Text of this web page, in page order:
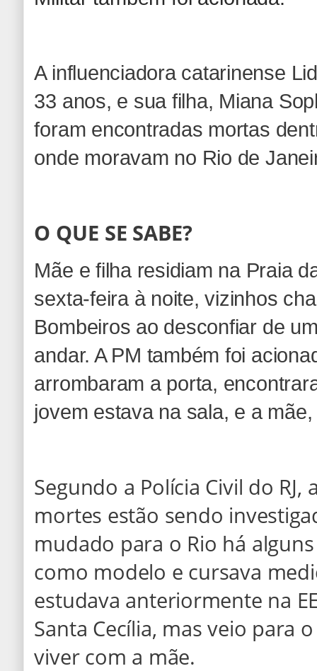
A influenciadora catarinense
33 anos, e sua filha, Miana
foram encontradas mortas
onde moravam no Rio de
O QUE SE SABE?
Mãe e filha residiam na Praia
sexta-feira à noite, vizinhos
Bombeiros ao desconfiar de
andar. A PM também foi
arrombaram a porta,
jovem estava na sala, e a
Segundo a Polícia Civil do RJ,
mortes estão sendo
mudado para o Rio há
como modelo e cursava
estudava anteriormente na
Santa Cecília, mas veio para
viver com a mãe.